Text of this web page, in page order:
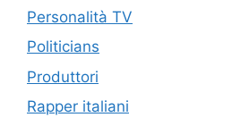
Personalità TV
Politicians
Produttori
Rapper italiani